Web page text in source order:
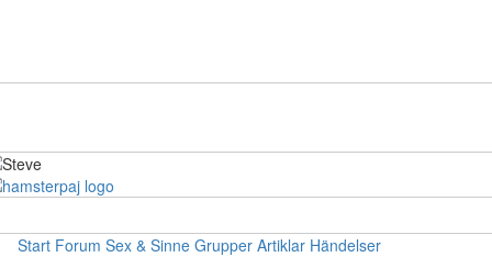
Start Forum Sex & Sinne Grupper Artiklar Händelser